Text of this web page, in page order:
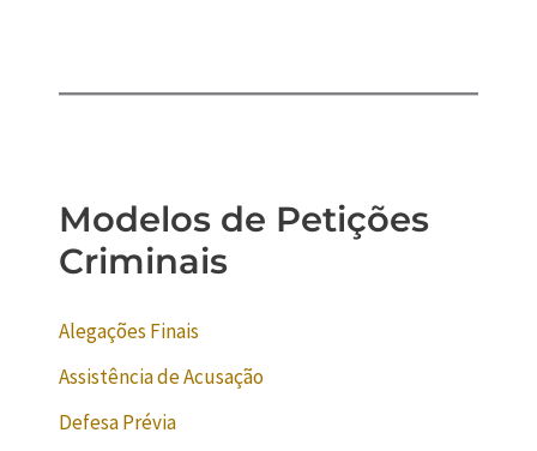
Modelos de Petições
Criminais
Alegações Finais
Assistência de Acusação
Defesa Prévia